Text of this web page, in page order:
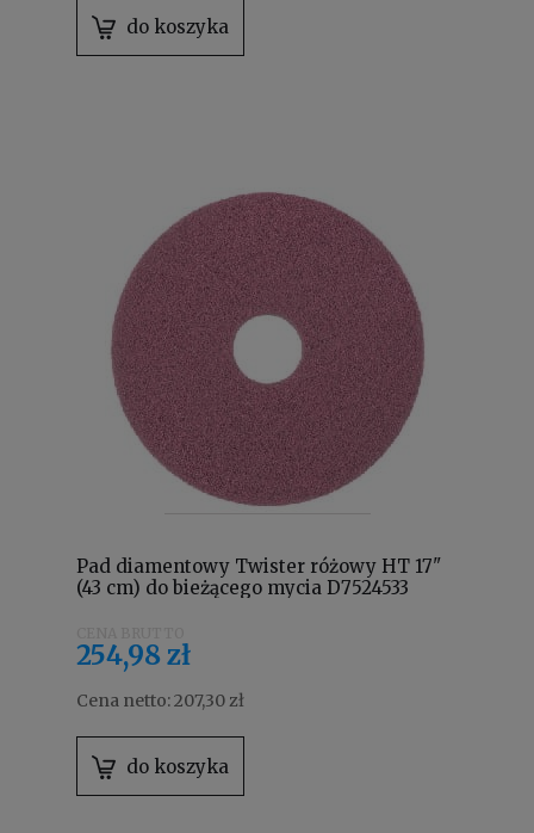
do koszyka
Pad diamentowy Twister różowy HT 17"
(43 cm) do bieżącego mycia D7524533
254,98 zł
Cena netto:207,30 zł
do koszyka